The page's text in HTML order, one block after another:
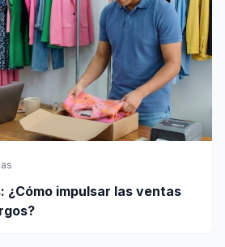
¿Cómo impulsar las ventas